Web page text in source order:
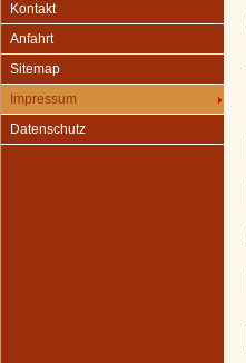
Kontakt
Anfahrt
Sitemap
Impressum
Datenschutz